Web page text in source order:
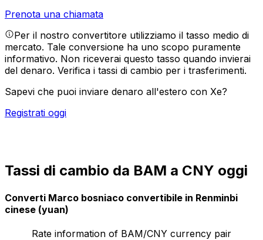
Prenota una chiamata
Per il nostro convertitore utilizziamo il tasso medio di
mercato. Tale conversione ha uno scopo puramente
informativo. Non riceverai questo tasso quando invierai
del denaro. Verifica i tassi di cambio per i trasferimenti.
Sapevi che puoi inviare denaro all'estero con Xe?
Registrati oggi
Tassi di cambio da BAM a CNY oggi
Converti Marco bosniaco convertibile in Renminbi
cinese (yuan)
Rate information of BAM/CNY currency pair